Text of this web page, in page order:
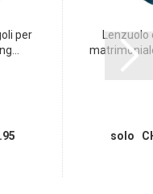
per
Lenzuolo
solo